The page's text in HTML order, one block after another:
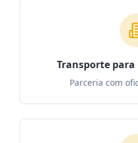
Transporte para
Parceria com